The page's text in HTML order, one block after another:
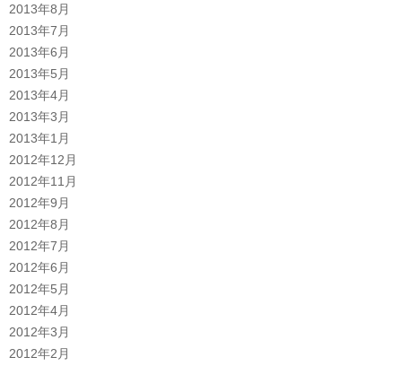
2013年8月
2013年7月
2013年6月
2013年5月
2013年4月
2013年3月
2013年1月
2012年12月
2012年11月
2012年9月
2012年8月
2012年7月
2012年6月
2012年5月
2012年4月
2012年3月
2012年2月